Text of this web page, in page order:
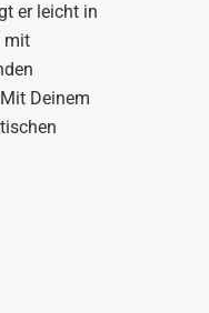
er leicht in
mit
Deinem